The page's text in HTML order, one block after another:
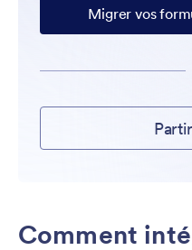
Migrer vos
Comment